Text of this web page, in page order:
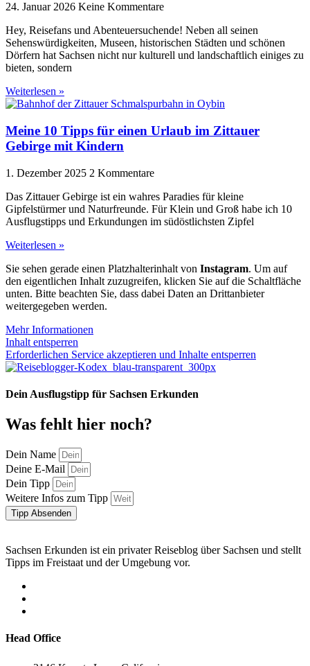
24. Januar 2026 Keine Kommentare
Hey, Reisefans und Abenteuersuchende! Neben all seinen
Sehenswürdigkeiten, Museen, historischen Städten und schönen
Dörfern hat Sachsen nicht nur kulturell und landschaftlich einiges zu
bieten, sondern
Weiterlesen »
Meine 10 Tipps für einen Urlaub im Zittauer
Gebirge mit Kindern
1. Dezember 2025 2 Kommentare
Das Zittauer Gebirge ist ein wahres Paradies für kleine
Gipfelstürmer und Naturfreunde. Für Klein und Groß habe ich 10
Ausflugstipps und Erkundungen im südöstlichsten Zipfel
Weiterlesen »
Sie sehen gerade einen Platzhalterinhalt von Instagram. Um auf
den eigentlichen Inhalt zuzugreifen, klicken Sie auf die Schaltfläche
unten. Bitte beachten Sie, dass dabei Daten an Drittanbieter
weitergegeben werden.
Mehr Informationen
Inhalt entsperren
Erforderlichen Service akzeptieren und Inhalte entsperren
Dein Ausflugstipp für Sachsen Erkunden
Was fehlt hier noch?
Dein Name
Deine E-Mail
Dein Tipp
Weitere Infos zum Tipp
Tipp Absenden
Sachsen Erkunden ist ein privater Reiseblog über Sachsen und stellt
Tipps im Freistaat und der Umgebung vor.
Head Office